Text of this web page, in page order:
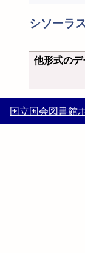
シソーラ
他形式のデ
国立国会図書館